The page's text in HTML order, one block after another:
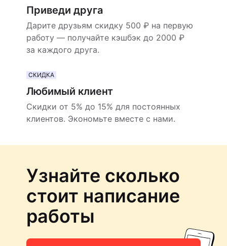
Приведи друга
Дарите друзьям скидку 500 ₽ на первую
работу — получайте кэшбэк до 2000 ₽
за каждого друга.
СКИДКА
Любимый клиент
Скидки от 5% до 15% для постоянных
клиентов. Экономьте вместе с нами.
Узнайте сколько
стоит написание
работы